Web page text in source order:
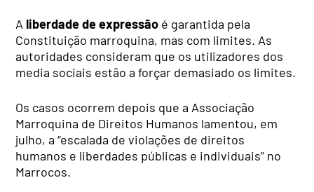
A liberdade de expressão é garantida pela
Constituição marroquina, mas com limites. As
autoridades consideram que os utilizadores dos
media sociais estão a forçar demasiado os limites.
Os casos ocorrem depois que a Associação
Marroquina de Direitos Humanos lamentou, em
julho, a “escalada de violações de direitos
humanos e liberdades públicas e individuais” no
Marrocos.